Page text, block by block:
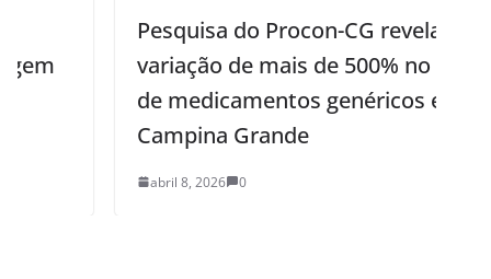
Pesquisa do Procon-CG revela
variação de mais de 500% no preço
de medicamentos genéricos em
Campina Grande
abril 8, 2026 0